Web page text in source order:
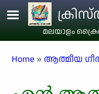
Skip to main content
മലയാളം
Breadcrumb
Home ആത്മീയ